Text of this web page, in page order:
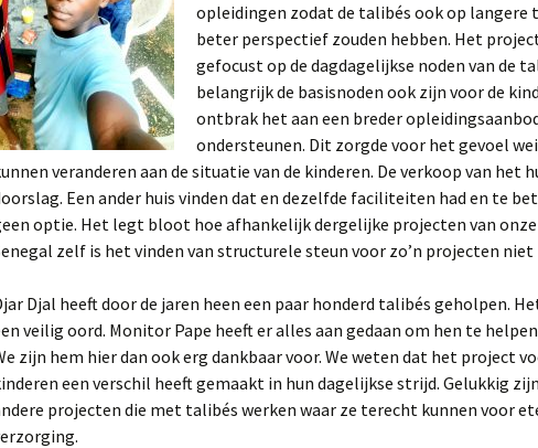
opleidingen zodat de talibés ook op langere
beter perspectief zouden hebben. Het
gefocust op de dagdagelijkse noden van de
belangrijk de basisnoden ook zijn voor de
ontbrak het aan een breder
ondersteunen. Dit zorgde voor het gevoel
veranderen aan de situatie van de kinderen. De verkoop van het
Een ander huis vinden dat en dezelfde faciliteiten had en te
optie. Het legt bloot hoe afhankelijk dergelijke projecten van
zelf is het vinden van structurele steun voor zo’n projecten niet
Djal heeft door de jaren heen een paar honderd talibés geholpen.
veilig oord. Monitor Pape heeft er alles aan gedaan om hen te
zijn hem hier dan ook erg dankbaar voor. We weten dat het project
een verschil heeft gemaakt in hun dagelijkse strijd. Gelukkig
projecten die met talibés werken waar ze terecht kunnen voor